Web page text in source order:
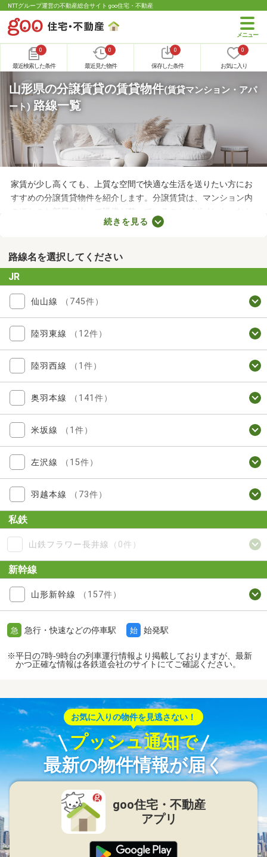
NTTグループ運営の不動産総合サイト goo住宅・不動産
0
最近検索した条件
0
最近見た物件
0
保存した条件
0
お気に入り
山形県の分譲賃貸の賃貸物件(賃貸マンション・アパ
ート)路線一覧
家賃が少し高くても、上質な空間で快適な生活を送りたい方にお
すすめの分譲賃貸物件を紹介します。分譲賃貸は、マンション内
のほかのお部屋に比べて設備が整っていることがポイント。なか
には高級感のある内装に整えられた物件もあるので、グレードの
貸物件のなかから、気になるお部屋を見つけてくださいね。
続きを見る
路線名を選択してください
JR
仙山線 （745件）
陸羽東線 （12件）
陸羽西線 （1件）
奥羽本線 （141件）
米坂線 （1件）
左沢線 （15件）
羽越本線 （73件）
私鉄
山鉄フラワー長井線 （0件）
新幹線
山形新幹線 （157件）
急 急行・快速などの停車駅 始 始発駅
※平日の7時-9時台の列車運行情報より掲載しておりますが、最新
かつ正確な情報は各鉄道会社のサイトにてご確認ください。
お気に入りの物件を見逃さない！
プッシュ通知で
最新の物件情報が届く
goo住宅・不動産
アプリ